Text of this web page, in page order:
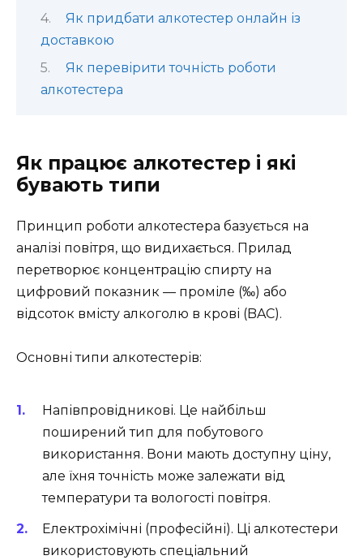
Як придбати алкотестер онлайн із
доставкою
Як перевірити точність роботи
алкотестера
Як працює алкотестер і які
бувають типи
Принцип роботи алкотестера базується на
аналізі повітря, що видихається. Прилад
перетворює концентрацію спирту на
цифровий показник — проміле (‰) або
відсоток вмісту алкоголю в крові (BAC).
Основні типи алкотестерів:
Напівпровідникові. Це найбільш
поширений тип для побутового
використання. Вони мають доступну ціну,
але їхня точність може залежати від
температури та вологості повітря.
Електрохімічні (професійні). Ці алкотестери
використовують спеціальний